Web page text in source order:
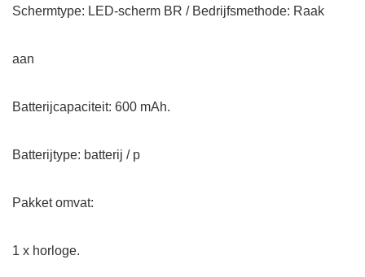
Schermtype: LED-scherm BR / Bedrijfsmethode: Raak
aan
Batterijcapaciteit: 600 mAh.
Batterijtype: batterij / p
Pakket omvat:
1 x horloge.